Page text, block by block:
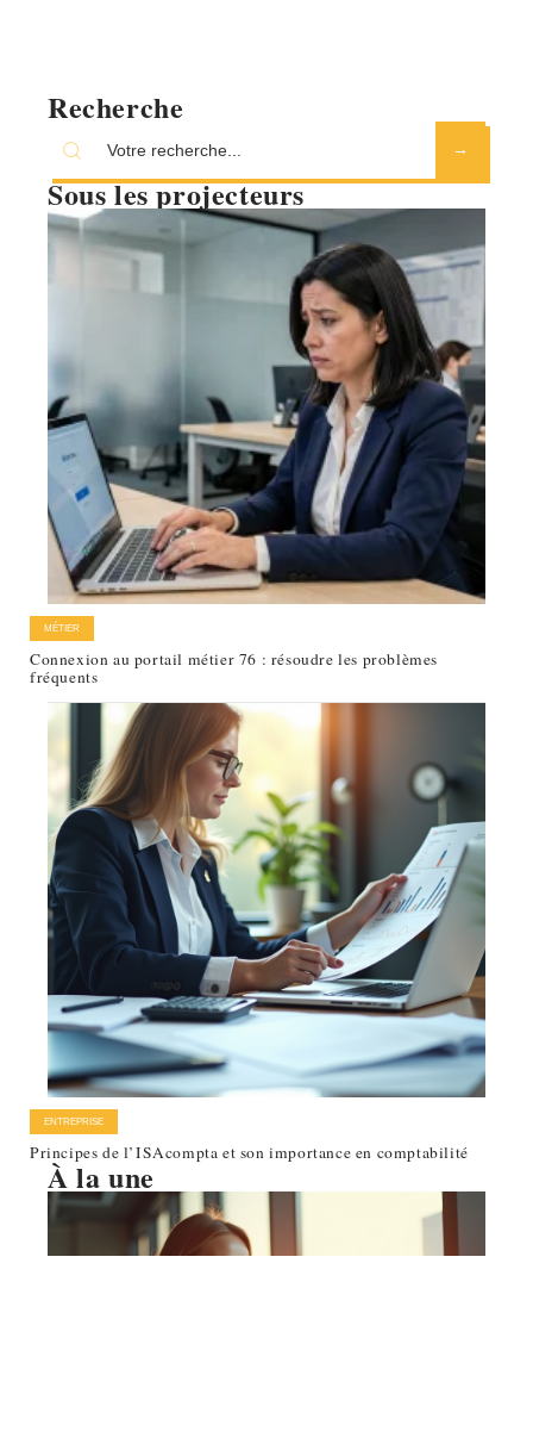
Recherche
Sous les projecteurs
MÉTIER
Connexion au portail métier 76 : résoudre les problèmes
fréquents
ENTREPRISE
Principes de l’ISAcompta et son importance en comptabilité
À la une